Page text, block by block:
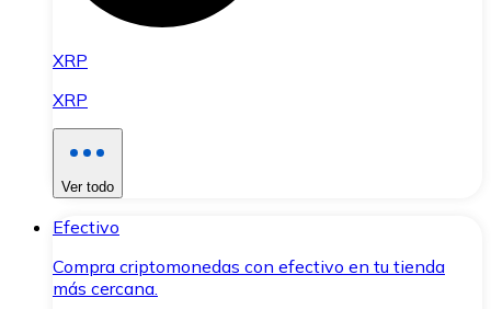
XRP
XRP
Ver todo
Efectivo
Compra criptomonedas con efectivo en tu tienda
más cercana.